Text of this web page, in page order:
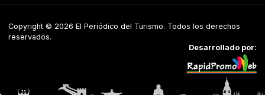
Copyright © 2026 El Periódico del Turismo. Todos los derechos
reservados.
Desarrollado por: